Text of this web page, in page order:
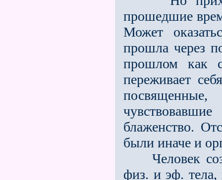
прошедшие
Может
прошла через
прошлом как
переживает
блаженство.
были иначе и
Человек
физ. и эф. тела,